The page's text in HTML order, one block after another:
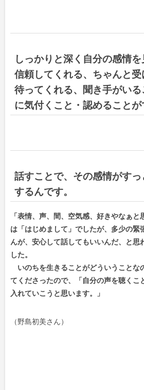
しっかりと深く自分の感情
信頼してくれる、ちゃんと受
待ってくれる、聞き手がい
に気付くこと・認めることが
話すことで、その感情がす
するんです。
「表情、声、間、空気感、好きやなぁ
は「はじめまして」でしたが、多少の緊
んが、安心して話してもいいんだ、と思
した。
いのちを生きることがどういうことな
てくださったので、「自分の声を聴くこ
入れていこうと思います。」
（野島初美さん）